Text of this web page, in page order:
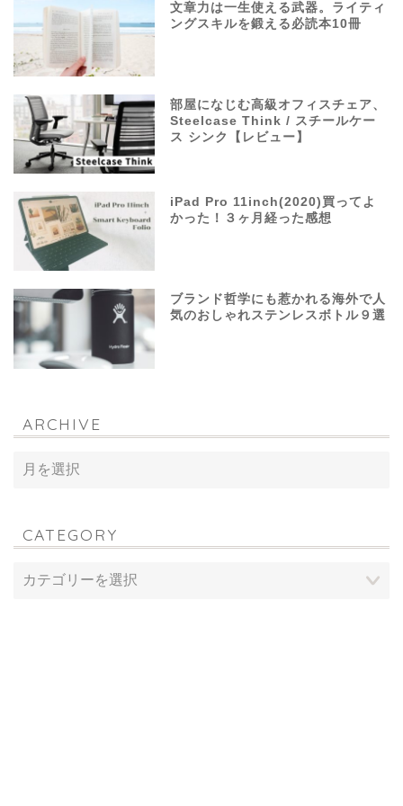
文章力は一生使える武器。ライティ
ングスキルを鍛える必読本10冊
部屋になじむ高級オフィスチェア、
Steelcase Think / スチールケー
ス シンク【レビュー】
iPad Pro 11inch(2020)買ってよ
かった！３ヶ月経った感想
ブランド哲学にも惹かれる海外で人
気のおしゃれステンレスボトル９選
ARCHIVE
CATEGORY